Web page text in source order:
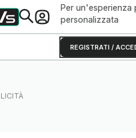
Per un'esperienza
personalizzata
REGISTRATI /